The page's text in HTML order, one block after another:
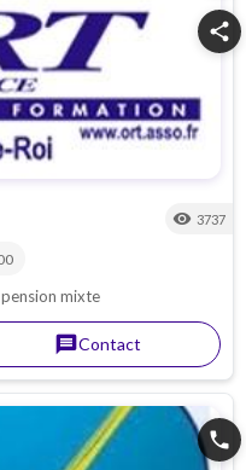
Boucheries
share
visibility 3737
pension mixte
messageContact
phone